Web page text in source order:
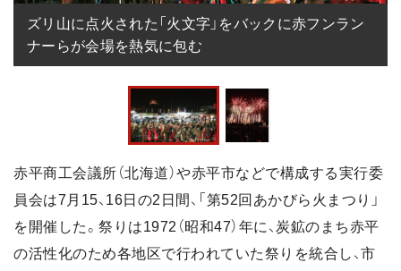
ズリ山に点火された「火文字」をバックに赤フンラン
ナーらが会場を熱気に包む
赤平商工会議所（北海道）や赤平市などで構成する実行委
員会は7月15、16日の2日間、「第52回あかびら火まつり」
を開催した。祭りは1972（昭和47）年に、炭鉱のまち赤平
の活性化のため各地区で行われていた祭りを統合し、市